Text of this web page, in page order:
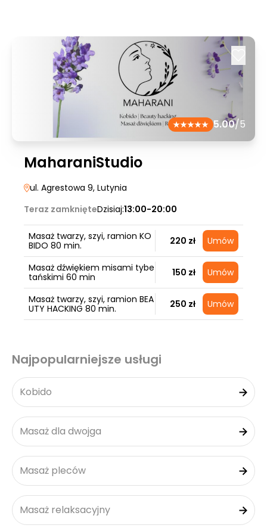
5.00/5
MaharaniStudio
ul. Agrestowa 9, Lutynia
Teraz zamknięteDzisiaj:13:00-20:00
Masaż twarzy, szyi, ramion KO
BIDO 80 min.
220 zł Umów
Masaż dźwiękiem misami tybe
tańskimi 60 min
150 zł Umów
Masaż twarzy, szyi, ramion BEA
UTY HACKING 80 min.
250 zł Umów
Najpopularniejsze usługi
Kobido
Masaż dla dwojga
Masaż pleców
Masaż relaksacyjny